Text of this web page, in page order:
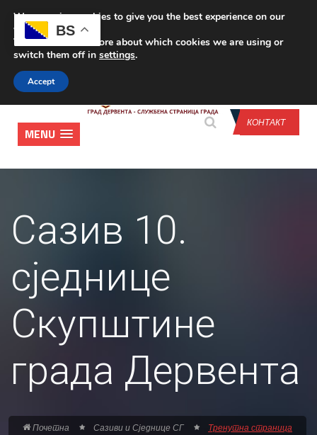
CONTACT US
КОНТАКТ
MENU
Сазив 10.
сједнице
Скупштине
града Дервента
Почетна Сазиви и Сједнице СГ Тренутна страница
BS
We are using cookies to give you the best experience on our
website.
You can find out more about which cookies we are using or
switch them off in settings.
Accept